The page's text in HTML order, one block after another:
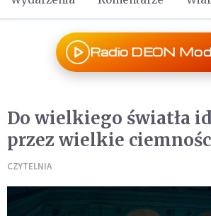
Radio DEON
Do wielkiego światła
przez wielkie
CZYTELNIA